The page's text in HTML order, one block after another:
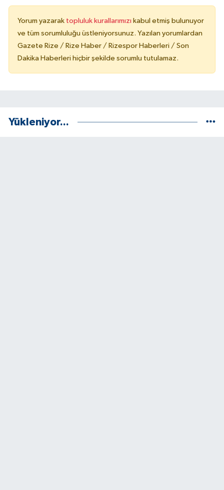
Yorum yazarak topluluk kurallarımızı kabul etmiş bulunuyor
ve tüm sorumluluğu üstleniyorsunuz. Yazılan yorumlardan
Gazete Rize / Rize Haber / Rizespor Haberleri / Son
Dakika Haberleri hiçbir şekilde sorumlu tutulamaz.
Yükleniyor...